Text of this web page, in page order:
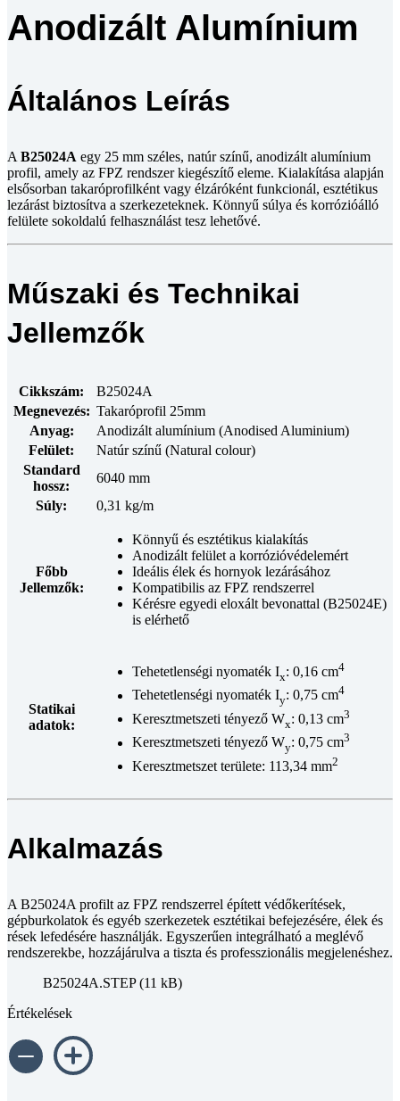
Anodizált Alumínium
Általános Leírás
A B25024A egy 25 mm széles, natúr színű, anodizált alumínium
profil, amely az FPZ rendszer kiegészítő eleme. Kialakítása alapján
elsősorban takaróprofilként vagy élzáróként funkcionál, esztétikus
lezárást biztosítva a szerkezeteknek. Könnyű súlya és korrózióálló
felülete sokoldalú felhasználást tesz lehetővé.
Műszaki és Technikai
Jellemzők
Cikkszám:
B25024A
Megnevezés: Takaróprofil 25mm
Anyag:
Anodizált alumínium (Anodised Aluminium)
Felület:
Natúr színű (Natural colour)
Standard
hossz:
6040 mm
Súly:
0,31 kg/m
Főbb
Jellemzők:
Könnyű és esztétikus kialakítás
Anodizált felület a korrózióvédelemért
Ideális élek és hornyok lezárásához
Kompatibilis az FPZ rendszerrel
Kérésre egyedi eloxált bevonattal (B25024E)
is elérhető
Statikai
adatok:
Tehetetlenségi nyomaték Ix: 0,16 cm4
Tehetetlenségi nyomaték Iy: 0,75 cm4
Keresztmetszeti tényező Wx: 0,13 cm3
Keresztmetszeti tényező Wy: 0,75 cm3
Keresztmetszet területe: 113,34 mm2
Alkalmazás
A B25024A profilt az FPZ rendszerrel épített védőkerítések,
gépburkolatok és egyéb szerkezetek esztétikai befejezésére, élek és
rések lefedésére használják. Egyszerűen integrálható a meglévő
rendszerekbe, hozzájárulva a tiszta és professzionális megjelenéshez.
B25024A.STEP (11 kB)
Értékelések